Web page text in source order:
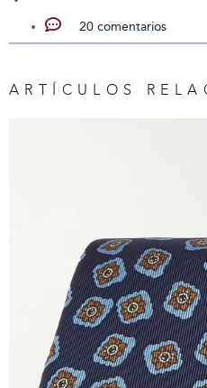
20 comentarios
ARTÍCULOS